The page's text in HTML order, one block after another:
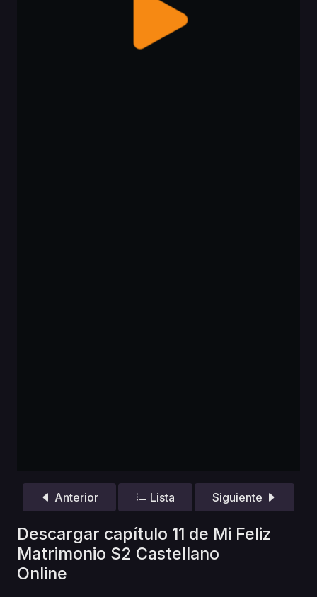
Anterior Lista Siguiente
Descargar capítulo 11 de Mi Feliz
Matrimonio S2 Castellano
Online